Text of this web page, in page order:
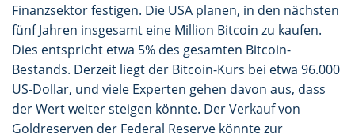
Finanzsektor festigen. Die USA planen, in den nächsten
fünf Jahren insgesamt eine Million Bitcoin zu kaufen.
Dies entspricht etwa 5% des gesamten Bitcoin-
Bestands. Derzeit liegt der Bitcoin-Kurs bei etwa 96.000
US-Dollar, und viele Experten gehen davon aus, dass
der Wert weiter steigen könnte. Der Verkauf von
Goldreserven der Federal Reserve könnte zur